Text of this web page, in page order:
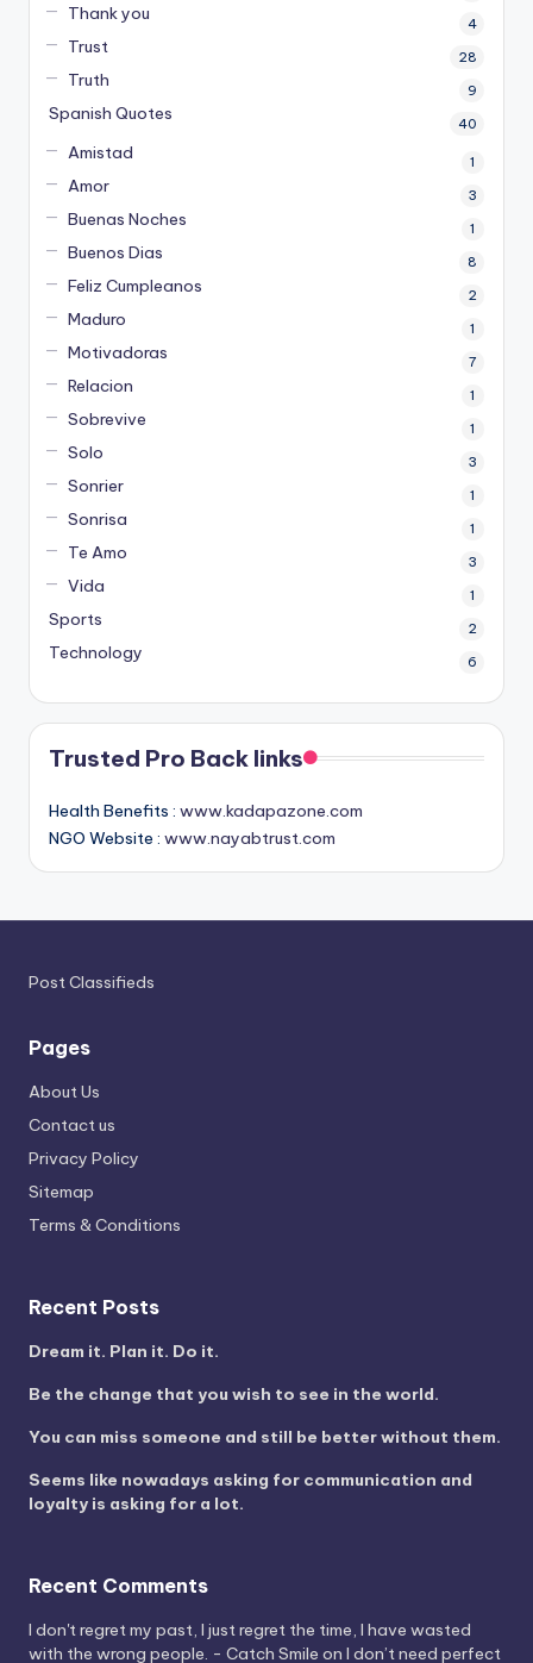
Thank you 4
Trust 28
Truth 9
Spanish Quotes 40
Amistad 1
Amor 3
Buenas Noches 1
Buenos Dias 8
Feliz Cumpleanos 2
Maduro 1
Motivadoras 7
Relacion 1
Sobrevive 1
Solo 3
Sonrier 1
Sonrisa 1
Te Amo 3
Vida 1
Sports 2
Technology 6
Trusted Pro Back links
Health Benefits : www.kadapazone.com
NGO Website : www.nayabtrust.com
Post Classifieds
Pages
About Us
Contact us
Privacy Policy
Sitemap
Terms & Conditions
Recent Posts
Dream it. Plan it. Do it.
Be the change that you wish to see in the world.
You can miss someone and still be better without them.
Seems like nowadays asking for communication and
loyalty is asking for a lot.
Recent Comments
I don't regret my past, I just regret the time, I have wasted
with the wrong people. - Catch Smile on I don’t need perfect